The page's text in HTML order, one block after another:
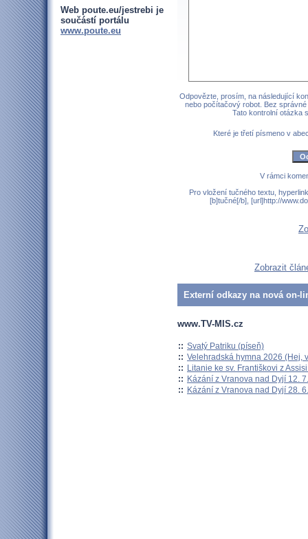
Web poute.eu/jestrebi je
součástí portálu
www.poute.eu
Odpovězte, prosím, na následující
nebo počítačový robot. Bez
Tato kontrolní otázka
Které je třetí písmeno v
V rámci
Pro vložení tučného textu,
[b]tučné[/b], [url]http://
Zobrazit
Externí odkazy na nová on-
www.TV-MIS.cz
:: Svatý Patriku (píseň)
:: Velehradská hymna 2026 (Hej,
:: Litanie ke sv. Františkovi z
:: Kázání z Vranova nad Dyjí 12.
:: Kázání z Vranova nad Dyjí 28.